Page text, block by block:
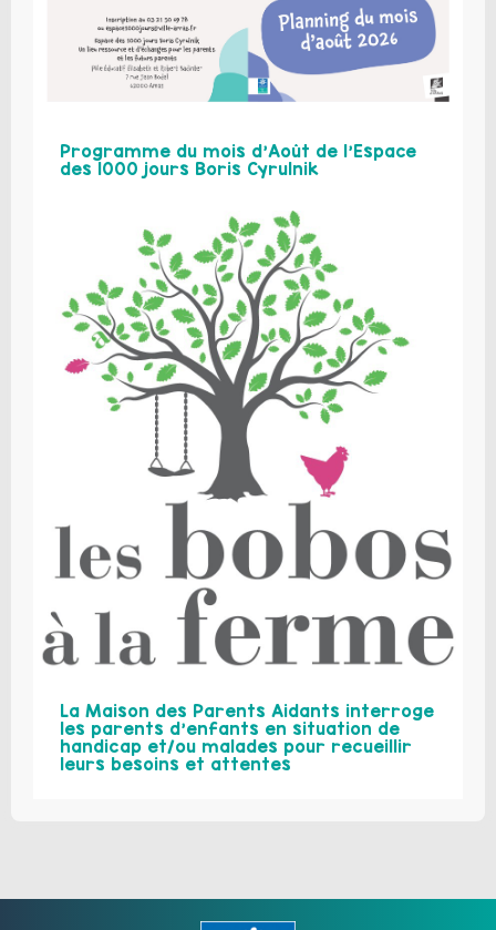
Programme du mois d’Août de l’Espace
des 1000 jours Boris Cyrulnik
La Maison des Parents Aidants interroge
les parents d’enfants en situation de
handicap et/ou malades pour recueillir
leurs besoins et attentes